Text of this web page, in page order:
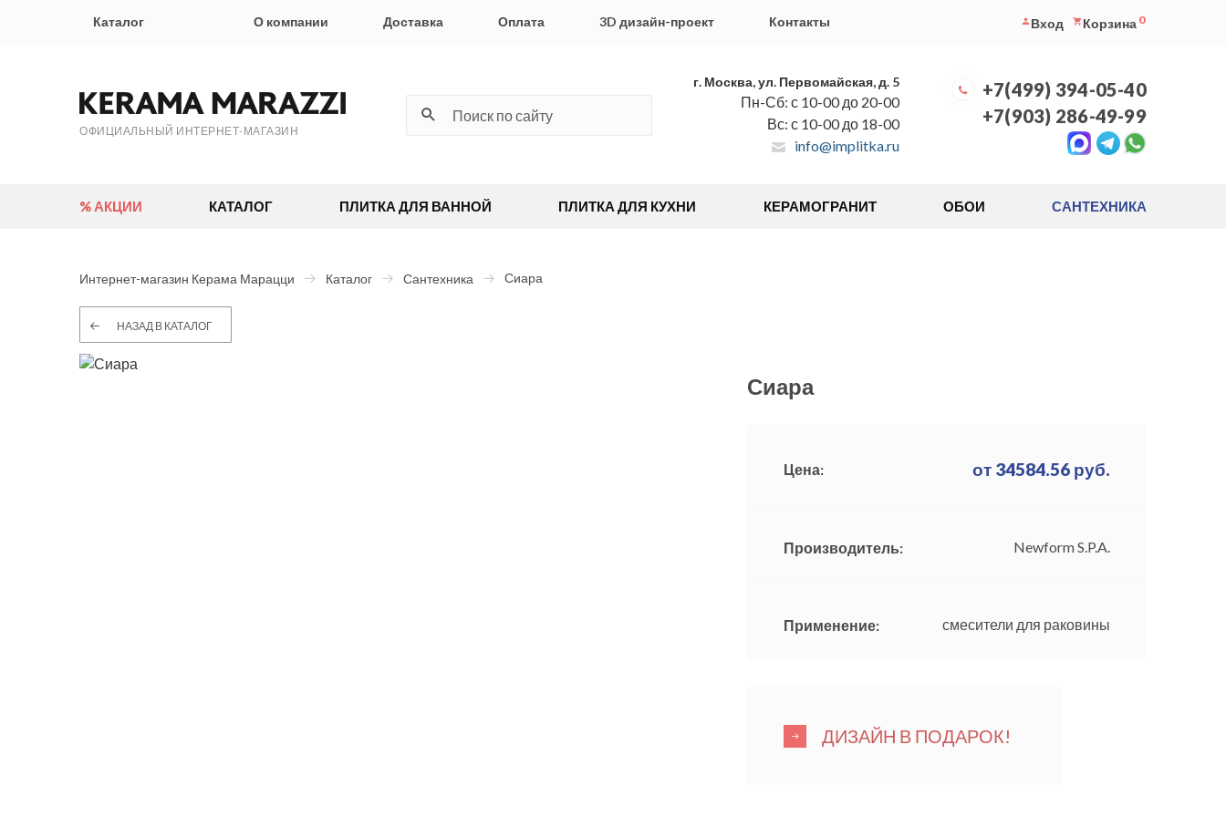
Каталог О компании Доставка Оплата 3D дизайн-проект Контакты Вход Корзина 0
ОФИЦИАЛЬНЫЙ ИНТЕРНЕТ-МАГАЗИН
г. Москва, ул. Первомайская, д. 5
Пн-Сб: с 10-00 до 20-00
Вс: с 10-00 до 18-00
info@implitka.ru
+7(499) 394-05-40
+7(903) 286-49-99
% АКЦИИ КАТАЛОГ ПЛИТКА ДЛЯ ВАННОЙ ПЛИТКА ДЛЯ КУХНИ КЕРАМОГРАНИТ ОБОИ САНТЕХНИКА
Интернет-магазин Керама Марацци Каталог Сантехника Сиара
НАЗАД В КАТАЛОГ
Сиара
Цена: от 34584.56 руб.
Производитель: Newform S.P.A.
Применение: смесители для раковины
ДИЗАЙН В ПОДАРОК!